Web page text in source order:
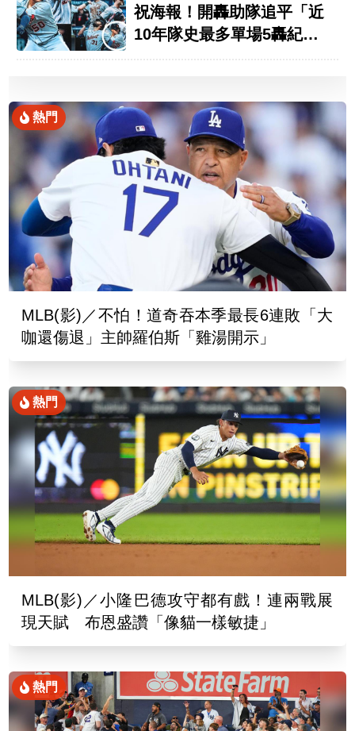
祝海報！開轟助隊追平「近
10年隊史最多單場5轟紀
熱門
MLB(影)／不怕！道奇吞本季最長6連敗「大
咖還傷退」主帥羅伯斯「雞湯開示」
熱門
MLB(影)／小隆巴德攻守都有戲！連兩戰展
現天賦 布恩盛讚「像貓一樣敏捷」
熱門